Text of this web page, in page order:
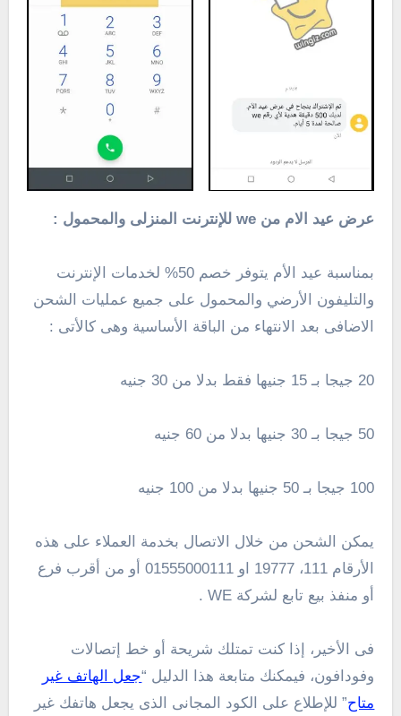
عرض عيد الام من we للإنترنت المنزلى والمحمول :
بمناسبة عيد الأم يتوفر خصم 50% لخدمات الإنترنت
والتليفون الأرضي والمحمول على جميع عمليات الشحن
الاضافى بعد الانتهاء من الباقة الأساسية وهى كالأتى :
20 جيجا بـ 15 جنيها فقط بدلا من 30 جنيه
50 جيجا بـ 30 جنيها بدلا من 60 جنيه
100 جيجا بـ 50 جنيها بدلا من 100 جنيه
يمكن الشحن من خلال الاتصال بخدمة العملاء على هذه
الأرقام 111، 19777 او 01555000111 أو من أقرب فرع
أو منفذ بيع تابع لشركة WE .
فى الأخير، إذا كنت تمتلك شريحة أو خط إتصالات
وفودافون، فيمكنك متابعة هذا الدليل “جعل الهاتف غير
متاح” للإطلاع على الكود المجانى الذى يجعل هاتفك غير